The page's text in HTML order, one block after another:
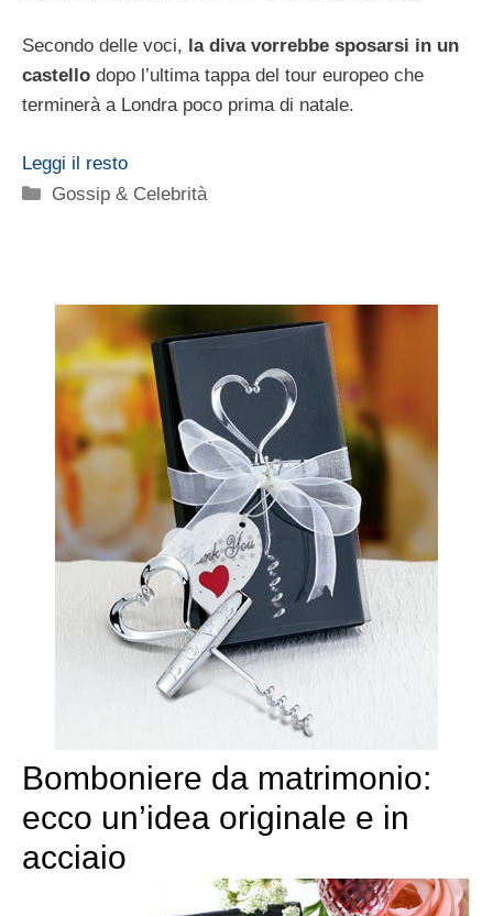
Secondo delle voci, la diva vorrebbe sposarsi in un
castello dopo l’ultima tappa del tour europeo che
terminerà a Londra poco prima di natale.
Leggi il resto
Categorie
Gossip & Celebrità
Bomboniere da matrimonio:
ecco un’idea originale e in
acciaio